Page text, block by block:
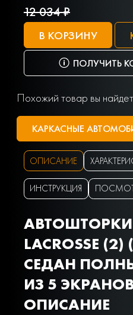
12 034 ₽
В КОРЗИНУ
ПОЛУЧИТЬ
Похожий товар вы
КАРКАСНЫЕ
ОПИСАНИЕ
ИНСТРУКЦИЯ
АВТОШТОРКИ
LACROSSE
СЕДАН
ИЗ 5 ЭКРАНОВ
ОПИСАНИЕ